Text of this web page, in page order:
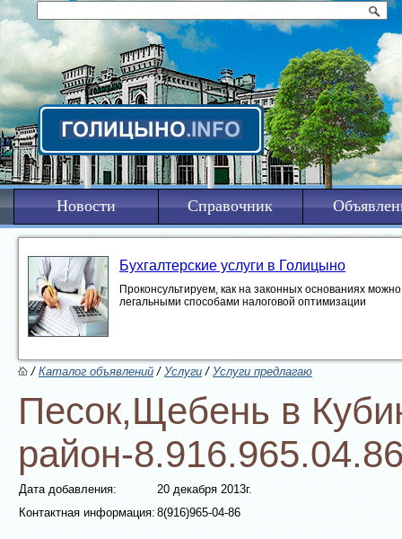
Новости Справочник
Бухгалтерские услуги в Голицыно
Проконсультируем, как на законных основаниях
легальными способами налоговой оптимизации
/Каталог объявлений/Услуги /Услуги предлагаю
Песок,Щебень в
район-
Дата добавления:
20 декабря 2013г.
Контактная информация:8(916)965-04-86